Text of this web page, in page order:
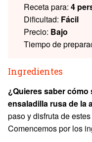
Receta para: 4
Dificultad: Fácil
Precio: Bajo
Tiempo de
Ingredientes
¿Quieres saber cómo
ensaladilla rusa de la
paso y disfruta de
Comencemos por los